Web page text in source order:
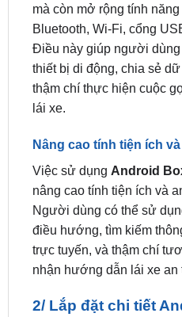
Điều này giúp người dùng
thiết bị di động, chia sẻ
thậm chí thực hiện cuộc
lái xe.
Nâng cao tính tiện ích
nâng cao tính tiện ích và
Người dùng có thể sử
điều hướng, tìm kiếm
trực tuyến, và thậm chí
nhận hướng dẫn lái xe an
2/ Lắp đặt chi tiết